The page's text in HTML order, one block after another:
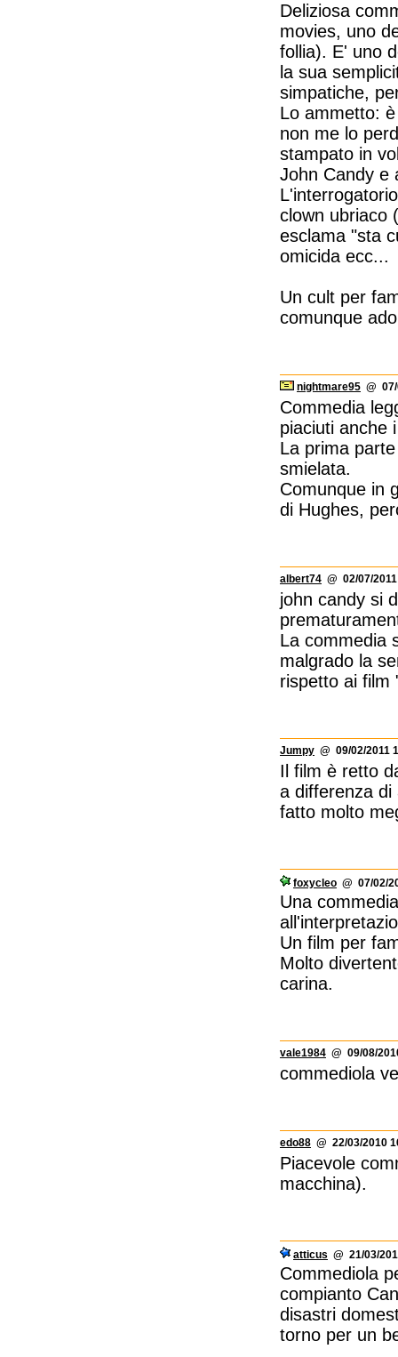
Deliziosa
movies, uno
follia). E' uno
la sua
simpatiche,
Lo ammetto:
non me lo
stampato in
John Candy e
clown ubriaco
esclama "sta
omicida ecc...
Un cult per
comunque
nightmare95 @
Commedia
piaciuti anche
La prima
smielata.
Comunque in
di Hughes,
albert74 @ 02/07/
john candy si
La commedia
malgrado la
rispetto ai film
Jumpy @ 09/02/2011
Il film è retto
a differenza di
fatto molto
foxycleo @ 07/02/
Una
Un film per
Molto
carina.
vale1984 @ 09/08/
commediola
edo88 @ 22/03/2010
Piacevole
macchina).
atticus @ 21/03/
Commediola
compianto
disastri
torno per un